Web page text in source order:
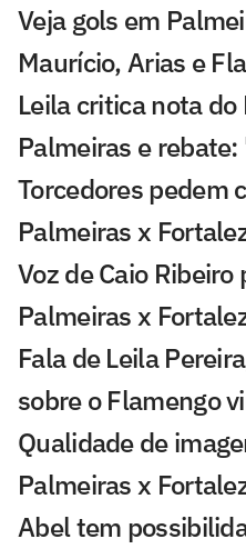
Veja gols em
Maurício, Arias e
Leila critica nota
Palmeiras e
Torcedores pedem
Palmeiras x
Voz de Caio
Palmeiras x
Fala de Leila
sobre o Flamengo
Qualidade de
Palmeiras x
Abel tem